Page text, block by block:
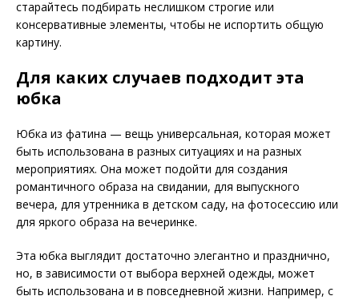
старайтесь подбирать неслишком строгие или
консервативные элементы, чтобы не испортить общую
картину.
Для каких случаев подходит эта
юбка
Юбка из фатина — вещь универсальная, которая может
быть использована в разных ситуациях и на разных
мероприятиях. Она может подойти для создания
романтичного образа на свидании, для выпускного
вечера, для утренника в детском саду, на фотосессию или
для яркого образа на вечеринке.
Эта юбка выглядит достаточно элегантно и празднично,
но, в зависимости от выбора верхней одежды, может
быть использована и в повседневной жизни. Например, с